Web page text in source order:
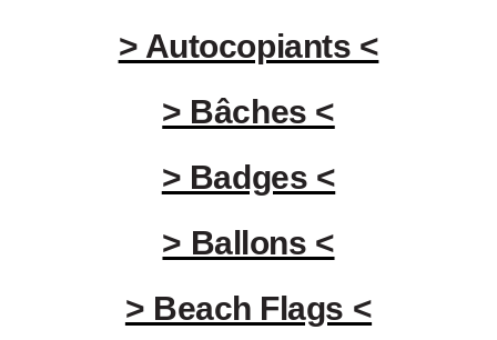
> Autocopiants <
> Bâches <
> Badges <
> Ballons <
> Beach Flags <